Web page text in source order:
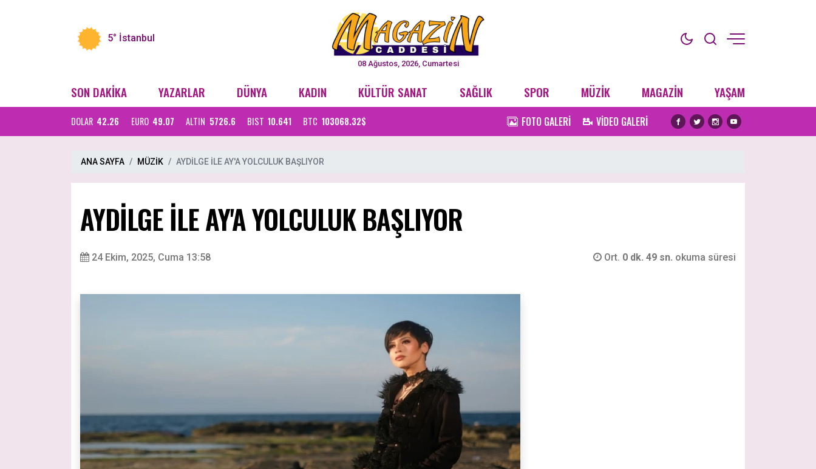
5° İstanbul
08 Ağustos, 2026, Cumartesi
SON DAKİKA YAZARLAR DÜNYA KADIN KÜLTÜR SANAT SAĞLIK SPOR MÜZİK MAGAZİN YAŞAM
DOLAR 42.26 EURO 49.07 ALTIN 5726.6 BIST 10.641 BTC 103068.32$ FOTO GALERİ VİDEO GALERİ
ANA SAYFA MÜZİK AYDİLGE İLE AY'A YOLCULUK BAŞLIYOR
AYDİLGE İLE AY'A YOLCULUK BAŞLIYOR
24 Ekim, 2025, Cuma 13:58 Ort. 0 dk. 49 sn. okuma süresi